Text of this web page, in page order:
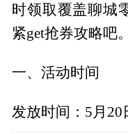
时领取覆盖聊城
紧get抢券攻略吧。
一、活动时间
发放时间：5月20